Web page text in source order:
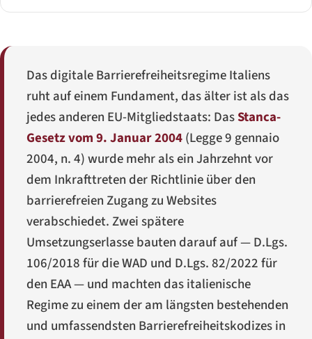
Das digitale Barrierefreiheitsregime Italiens
ruht auf einem Fundament, das älter ist als das
jedes anderen EU-Mitgliedstaats: DasStanca-
Gesetz vom 9. Januar 2004(Legge 9 gennaio
2004, n. 4) wurde mehr als ein Jahrzehnt vor
dem Inkrafttreten der Richtlinie über den
barrierefreien Zugang zu Websites
verabschiedet. Zwei spätere
Umsetzungserlasse bauten darauf auf —D.Lgs.
106/2018für die WAD und D.Lgs. 82/2022für
den EAA — und machten das italienische
Regime zu einem der am längsten bestehenden
und umfassendsten Barrierefreiheitskodizes in